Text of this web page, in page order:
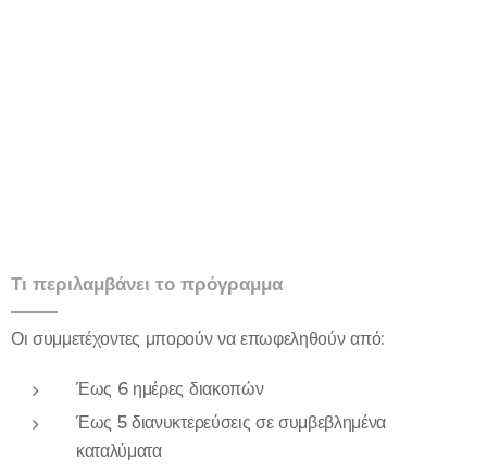
Τι περιλαμβάνει το πρόγραμμα
Οι συμμετέχοντες μπορούν να επωφεληθούν από:
Έως 6 ημέρες διακοπών
Έως 5 διανυκτερεύσεις σε συμβεβλημένα
καταλύματα